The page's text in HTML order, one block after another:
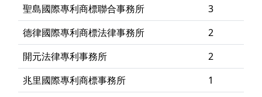
聖島國際專利商標聯合事務所
3
德律國際專利商標法律事務所
2
開元法律專利事務所
2
兆里國際專利商標事務所
1